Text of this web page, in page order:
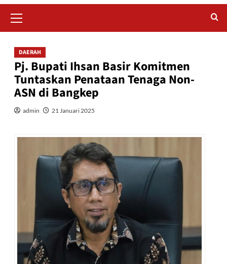
Menu
DAERAH
Pj. Bupati Ihsan Basir Komitmen
Tuntaskan Penataan Tenaga Non-
ASN di Bangkep
admin 21 Januari 2025